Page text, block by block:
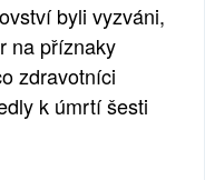
byli vyzváni,
na příznaky
zdravotníci
k úmrtí šesti